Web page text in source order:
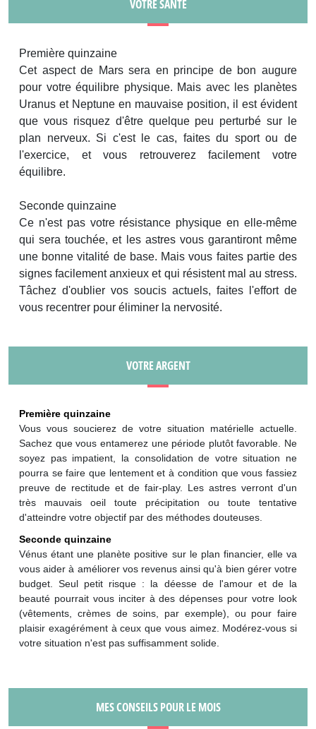
VOTRE SANTÉ
Première quinzaine
Cet aspect de Mars sera en principe de bon augure
pour votre équilibre physique. Mais avec les planètes
Uranus et Neptune en mauvaise position, il est évident
que vous risquez d'être quelque peu perturbé sur le
plan nerveux. Si c'est le cas, faites du sport ou de
l'exercice, et vous retrouverez facilement votre
équilibre.
Seconde quinzaine
Ce n'est pas votre résistance physique en elle-même
qui sera touchée, et les astres vous garantiront même
une bonne vitalité de base. Mais vous faites partie des
signes facilement anxieux et qui résistent mal au stress.
Tâchez d'oublier vos soucis actuels, faites l'effort de
vous recentrer pour éliminer la nervosité.
VOTRE ARGENT
Première quinzaine
Vous vous soucierez de votre situation matérielle actuelle.
Sachez que vous entamerez une période plutôt favorable. Ne
soyez pas impatient, la consolidation de votre situation ne
pourra se faire que lentement et à condition que vous fassiez
preuve de rectitude et de fair-play. Les astres verront d'un
très mauvais oeil toute précipitation ou toute tentative
d'atteindre votre objectif par des méthodes douteuses.
Seconde quinzaine
Vénus étant une planète positive sur le plan financier, elle va
vous aider à améliorer vos revenus ainsi qu'à bien gérer votre
budget. Seul petit risque : la déesse de l'amour et de la
beauté pourrait vous inciter à des dépenses pour votre look
(vêtements, crèmes de soins, par exemple), ou pour faire
plaisir exagérément à ceux que vous aimez. Modérez-vous si
votre situation n'est pas suffisamment solide.
MES CONSEILS POUR LE MOIS